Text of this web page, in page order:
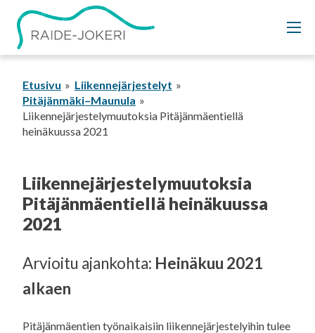
Siirry
sisältöön
Etusivu
Liikennejärjestelyt
Pitäjänmäki–Maunula
Liikennejärjestelymuutoksia Pitäjänmäentiellä
heinäkuussa 2021
Liikennejärjestelymuutoksia
Pitäjänmäentiellä heinäkuussa
2021
Arvioitu ajankohta: Heinäkuu 2021
alkaen
Pitäjänmäentien työnaikaisiin liikennejärjestelyihin tulee